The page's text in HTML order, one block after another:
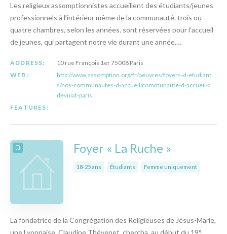
Les religieux assomptionnistes accueillent des étudiants/jeunes
professionnels à l’intérieur même de la communauté. trois ou
quatre chambres, selon les années, sont réservées pour l’accueil
de jeunes, qui partagent notre vie durant une année,…
ADDRESS:
10 rue François 1er 75008 Paris
WEB:
http://www.assomption.org/fr/oeuvres/foyers-d-etudiant
s/nos-communautes-d-accueil/communaute-d-accueil-a
devniat-paris
FEATURES:
Foyer « La Ruche »
18-25 ans Étudiants Femme uniquement
La fondatrice de la Congrégation des Religieuses de Jésus-Marie,
une Lyonnaise, Claudine Thévenet, chercha, au début du 19°